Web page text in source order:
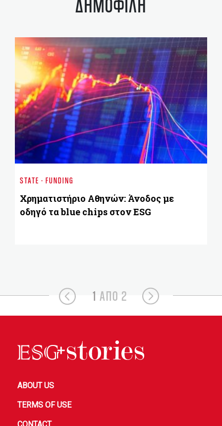
STATE - FUNDING
Χρηματιστήριο Aθηνών: Άνοδος με
οδηγό τα blue chips στον ESG
1 ΑΠΟ 2
ABOUT US
TERMS OF USE